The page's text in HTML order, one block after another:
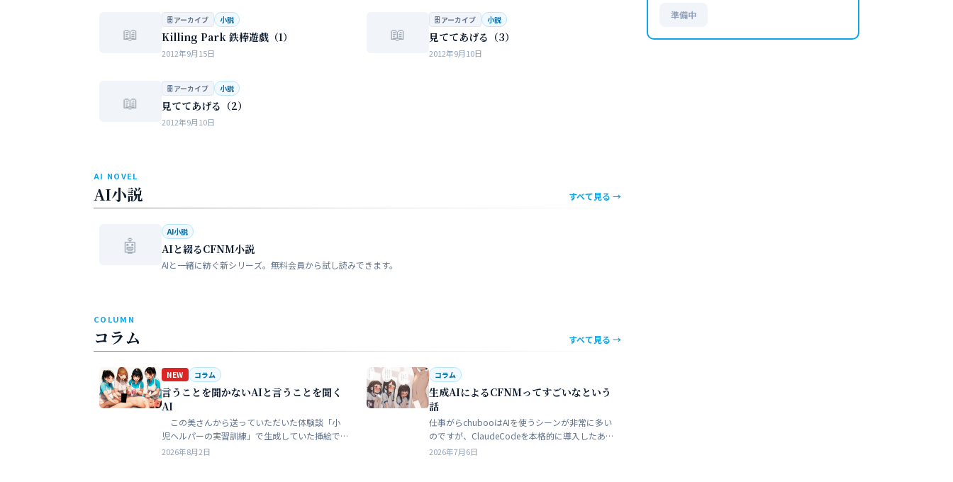
📖
🗄 アーカイブ 小説
Killing Park 鉄棒遊戯（1）
2012年9月15日
📖
🗄 アーカイブ 小説
見ててあげる（3）
2012年9月10日
📖
🗄 アーカイブ 小説
見ててあげる（2）
2012年9月10日
AI NOVEL
AI小説 すべて見る →
🤖
AI小説
AIと綴るCFNM小説
AIと一緒に紡ぐ新シリーズ。無料会員から試し読みできます。
COLUMN
コラム すべて見る →
NEW コラム
言うことを聞かないAIと言うことを聞く
AI
この美さんから送っていただいた体験談「小
児ヘルパーの実習訓練」で生成していた挿絵で
ある。AIというのは、どうしても細部が苦手でト
2026年8月2日
コラム
生成AIによるCFNMってすごいなという
話
仕事がらchubooはAIを使うシーンが非常に多い
のですが、ClaudeCodeを本格的に導入したあた
りから格段にやれることが多くなった。昔から
2026年7月6日
準備中